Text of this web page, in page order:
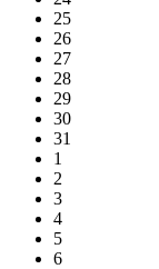
25
26
27
28
29
30
31
1
2
3
4
5
6